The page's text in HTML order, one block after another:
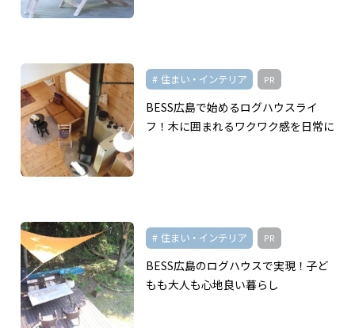
住まい・インテリア PR
BESS広島で始めるログハウスライ
フ！木に囲まれるワクワク感を日常に
住まい・インテリア PR
BESS広島のログハウスで実現！子ど
もも大人も心地良い暮らし